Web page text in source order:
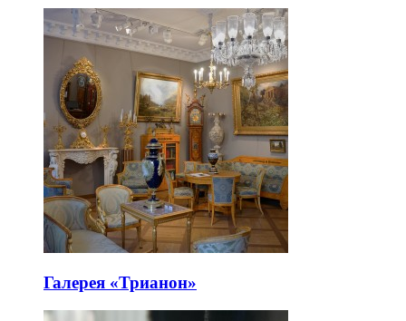
Галерея «Трианон»